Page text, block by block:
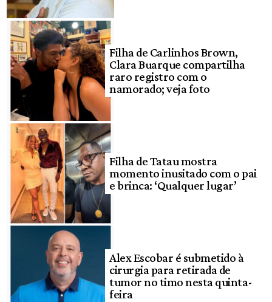
Filha de Carlinhos Brown,
Clara Buarque compartilha
raro registro com o
namorado; veja foto
Filha de Tatau mostra
momento inusitado com o pai
e brinca: ‘Qualquer lugar’
Alex Escobar é submetido à
cirurgia para retirada de
tumor no timo nesta quinta-
feira